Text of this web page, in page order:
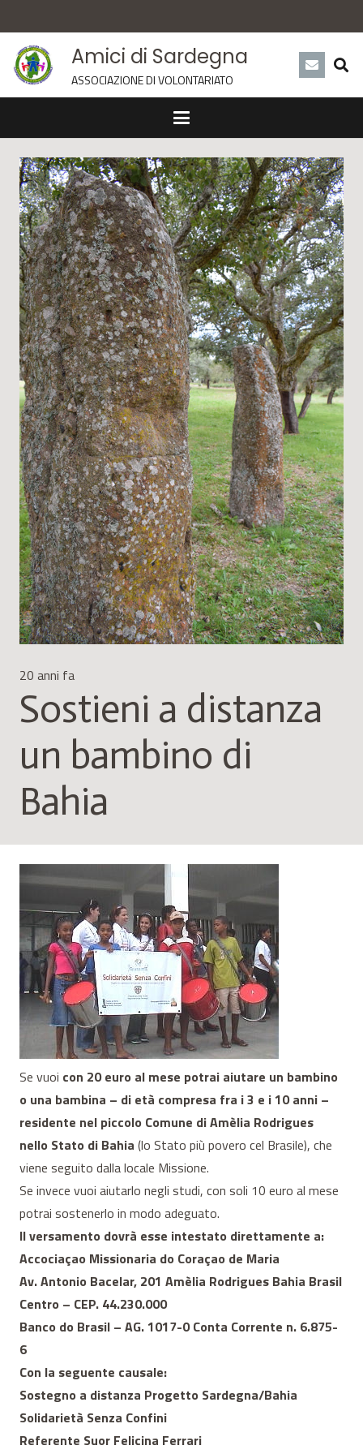
Amici di Sardegna
ASSOCIAZIONE DI VOLONTARIATO
20 anni fa
Sostieni a distanza
un bambino di
Bahia
Se vuoi con 20 euro al mese potrai aiutare un bambino
o una bambina – di età compresa fra i 3 e i 10 anni –
residente nel piccolo Comune di Amèlia Rodrigues
nello Stato di Bahia (lo Stato più povero cel Brasile), che
viene seguito dalla locale Missione.
Se invece vuoi aiutarlo negli studi, con soli 10 euro al mese
potrai sostenerlo in modo adeguato.
Il versamento dovrà esse intestato direttamente a:
Accociaçao Missionaria do Coraçao de Maria
Av. Antonio Bacelar, 201 Amèlia Rodrigues Bahia Brasil
Centro – CEP. 44.230.000
Banco do Brasil – AG. 1017-0 Conta Corrente n. 6.875-
6
Con la seguente causale:
Sostegno a distanza Progetto Sardegna/Bahia
Solidarietà Senza Confini
Referente Suor Felicina Ferrari